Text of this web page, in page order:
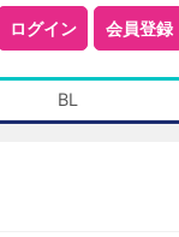
ログイン 会員登録
BL